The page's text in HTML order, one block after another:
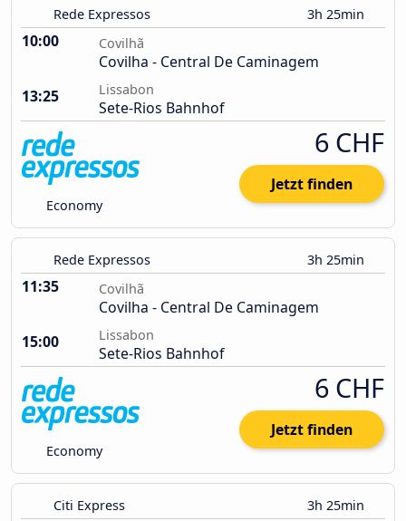
Rede Expressos 3h 25min
10:00 Covilhã
Covilha - Central De Caminagem
13:25
Lissabon
Sete-Rios Bahnhof
Economy
6 CHF
Jetzt finden
Rede Expressos 3h 25min
11:35 Covilhã
Covilha - Central De Caminagem
15:00
Lissabon
Sete-Rios Bahnhof
Economy
6 CHF
Jetzt finden
Citi Express 3h 25min